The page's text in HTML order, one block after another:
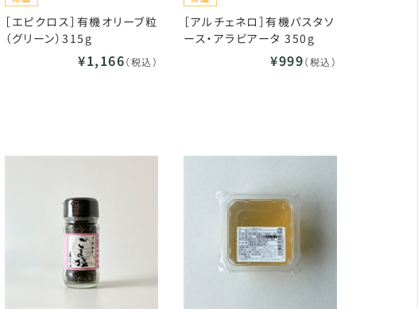
［エピクロス］有機オリーブ粒
（グリーン）315g
¥1,166（税込）
［アルチェネロ］有機パスタソ
ース・アラビアータ 350g
¥999（税込）